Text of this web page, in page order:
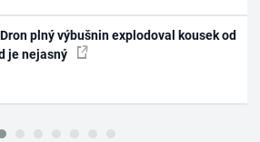
plný výbušnin explodoval kousek od
je nejasný